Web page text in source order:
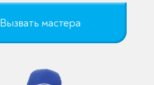
Вызвать мастера